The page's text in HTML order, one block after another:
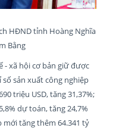
HĐND tỉnh Hoàng Nghĩa
Bằng
- xã hội cơ bản giữ được
sản xuất công nghiệp
triệu USD, tăng 31,37%;
dự toán, tăng 24,7%
mới tăng thêm 64.341 tỷ